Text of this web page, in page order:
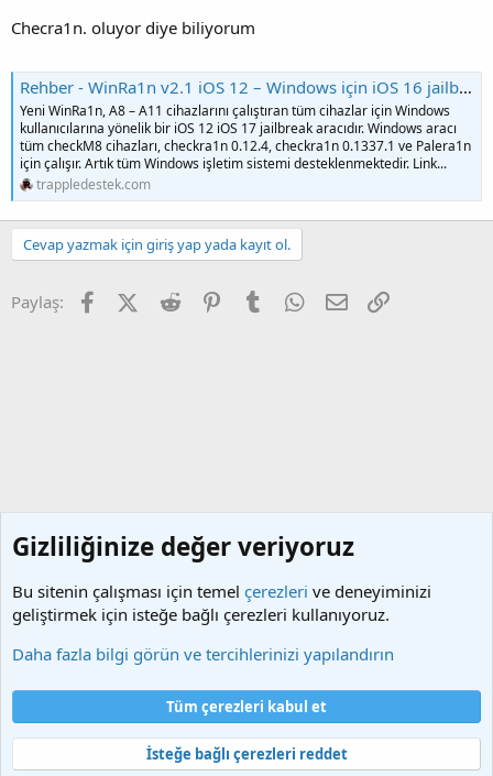
Checra1n. oluyor diye biliyorum
Rehber - WinRa1n v2.1 iOS 12 – Windows için iOS 16 jailbreak aracı (pelera1n ve checkera1n)
Yeni WinRa1n, A8 – A11 cihazlarını çalıştıran tüm cihazlar için Windows
kullanıcılarına yönelik bir iOS 12 iOS 17 jailbreak aracıdır. Windows aracı
tüm checkM8 cihazları, checkra1n 0.12.4, checkra1n 0.1337.1 ve Palera1n
için çalışır. Artık tüm Windows işletim sistemi desteklenmektedir. Link...
trappledestek.com
Cevap yazmak için giriş yap yada kayıt ol.
Paylaş: FacebookX (Twitter)
Reddit PinterestTumblr WhatsApp
E-posta
Şartlar ve kurallar
Gizlilik politikası
Yardım
Ana sayfa
S
S
®
Gizliliğinize değer veriyoruz
Bu sitenin çalışması için temel çerezleri ve deneyiminizi
geliştirmek için isteğe bağlı çerezleri kullanıyoruz.
Daha fazla bilgi görün ve tercihlerinizi yapılandırın
Tüm çerezleri kabul et
İsteğe bağlı çerezleri reddet